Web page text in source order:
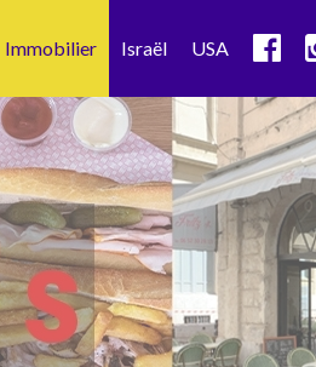
Immobilier Israël USA